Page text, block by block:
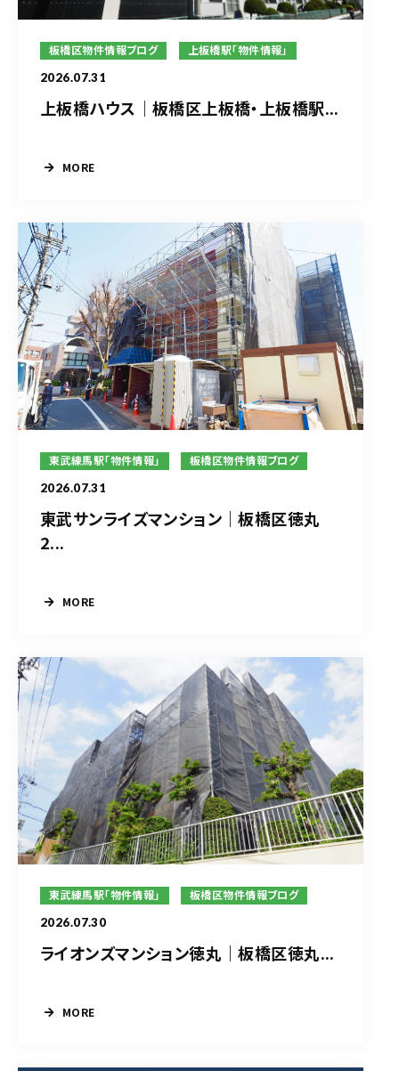
板橋区物件情報ブログ 上板橋駅「物件情報」
2026.07.31
上板橋ハウス｜板橋区上板橋・上板橋駅...
MORE
東武練馬駅「物件情報」 板橋区物件情報ブログ
2026.07.31
東武サンライズマンション｜板橋区徳丸
2...
MORE
東武練馬駅「物件情報」 板橋区物件情報ブログ
2026.07.30
ライオンズマンション徳丸｜板橋区徳丸...
MORE